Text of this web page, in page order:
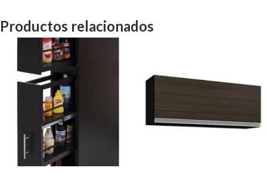
Productos relacionados